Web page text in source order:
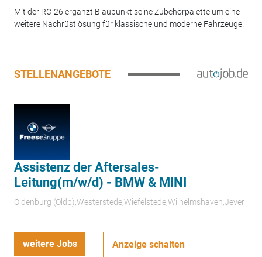
Mit der RC-26 ergänzt Blaupunkt seine Zubehörpalette um eine
weitere Nachrüstlösung für klassische und moderne Fahrzeuge.
STELLENANGEBOTE
Assistenz der Aftersales-
Leitung(m/w/d) - BMW & MINI
Oldenburg (Oldb);Westerstede;Wiefelstede;Wilhelmshaven;Jever
weitere Jobs Anzeige schalten